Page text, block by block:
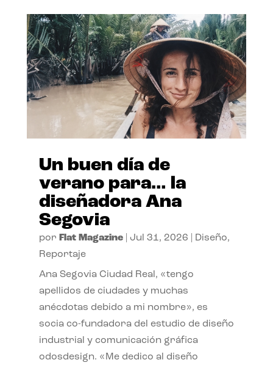
Un buen día de
verano para… la
diseñadora Ana
Segovia
por Flat Magazine| Jul 31, 2026 Diseño,
Reportaje
Ana Segovia Ciudad Real, «tengo
apellidos de ciudades y muchas
anécdotas debido a mi nombre», es
socia co-fundadora del estudio de diseño
industrial y comunicación gráfica
odosdesign. «Me dedico al diseño